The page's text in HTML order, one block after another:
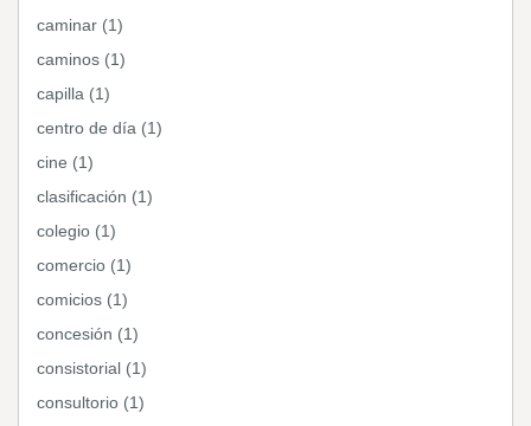
caminar (1)
caminos (1)
capilla (1)
centro de día (1)
cine (1)
clasificación (1)
colegio (1)
comercio (1)
comicios (1)
concesión (1)
consistorial (1)
consultorio (1)